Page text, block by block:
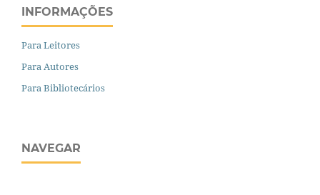
INFORMAÇÕES
Para Leitores
Para Autores
Para Bibliotecários
NAVEGAR